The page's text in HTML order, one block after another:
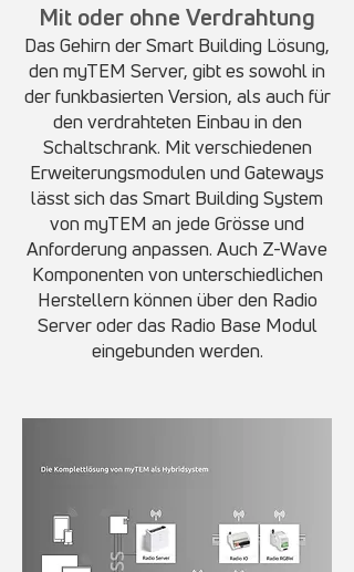
Mit oder ohne Verdrahtung
Das Gehirn der Smart Building Lösung,
den myTEM Server, gibt es sowohl in
der funkbasierten Version, als auch für
den verdrahteten Einbau in den
Schaltschrank. Mit verschiedenen
Erweiterungsmodulen und Gateways
lässt sich das Smart Building System
von myTEM an jede Grösse und
Anforderung anpassen. Auch Z-Wave
Komponenten von unterschiedlichen
Herstellern können über den Radio
Server oder das Radio Base Modul
eingebunden werden.